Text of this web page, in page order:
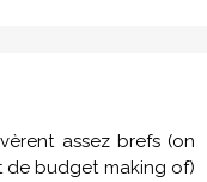
assez brefs (on
de budget making of)